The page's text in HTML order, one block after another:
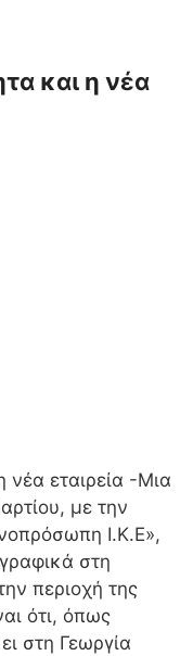
και η νέα
νέα εταιρεία -Μια
με την
Ι.Κ.Ε»,
στη
περιοχή της
ότι, όπως
στη Γεωργία